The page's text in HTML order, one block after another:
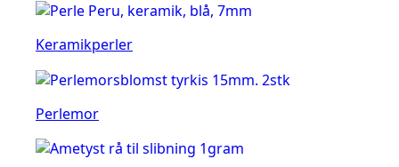
Keramikperler
Perlemor